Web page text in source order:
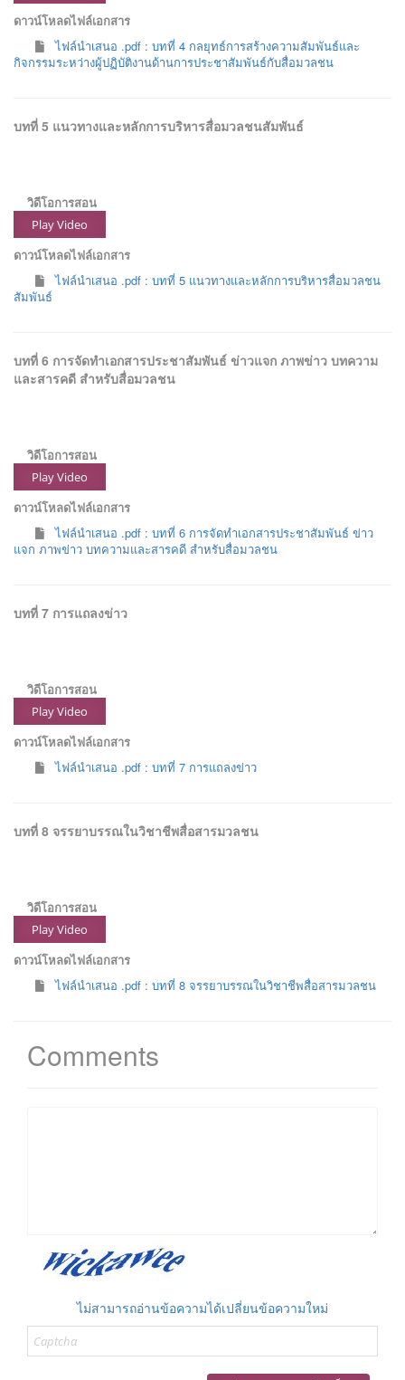
ดาวน์โหลดไฟล์เอกสาร
ไฟล์นำเสนอ .pdf : บทที่ 4 กลยุทธ์การสร้างความสัมพันธ์และ
กิจกรรมระหว่างผู้ปฏิบัติงานด้านการประชาสัมพันธ์กับสื่อมวลชน
บทที่ 5 แนวทางและหลักการบริหารสื่อมวลชนสัมพันธ์
วิดีโอการสอน
Play Video
ดาวน์โหลดไฟล์เอกสาร
ไฟล์นำเสนอ .pdf : บทที่ 5 แนวทางและหลักการบริหารสื่อมวลชน
สัมพันธ์
บทที่ 6 การจัดทำเอกสารประชาสัมพันธ์ ข่าวแจก ภาพข่าว บทความ
และสารคดี สำหรับสื่อมวลชน
วิดีโอการสอน
Play Video
ดาวน์โหลดไฟล์เอกสาร
ไฟล์นำเสนอ .pdf : บทที่ 6 การจัดทำเอกสารประชาสัมพันธ์ ข่าว
แจก ภาพข่าว บทความและสารคดี สำหรับสื่อมวลชน
บทที่ 7 การแถลงข่าว
วิดีโอการสอน
Play Video
ดาวน์โหลดไฟล์เอกสาร
ไฟล์นำเสนอ .pdf : บทที่ 7 การแถลงข่าว
บทที่ 8 จรรยาบรรณในวิชาชีพสื่อสารมวลชน
วิดีโอการสอน
Play Video
ดาวน์โหลดไฟล์เอกสาร
ไฟล์นำเสนอ .pdf : บทที่ 8 จรรยาบรรณในวิชาชีพสื่อสารมวลชน
Comments
ไม่สามารถอ่านข้อความได้เปลี่ยนข้อความใหม่